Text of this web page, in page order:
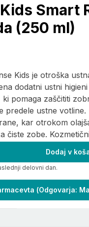
Smart
(250 ml)
Kids je otroška
dodatni ustni
pomaga zaščititi
predele ustne
kar otrokom
čiste zobe.
Dodaj v
delovni dan.
(Odgovarja: